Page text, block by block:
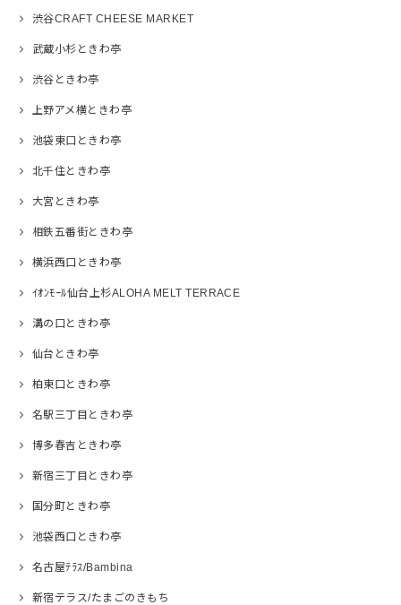
渋谷CRAFT CHEESE MARKET
武蔵小杉ときわ亭
渋谷ときわ亭
上野アメ横ときわ亭
池袋東口ときわ亭
北千住ときわ亭
大宮ときわ亭
相鉄五番街ときわ亭
横浜西口ときわ亭
ｲｵﾝﾓｰﾙ仙台上杉ALOHA MELT TERRACE
溝の口ときわ亭
仙台ときわ亭
柏東口ときわ亭
名駅三丁目ときわ亭
博多春吉ときわ亭
新宿三丁目ときわ亭
国分町ときわ亭
池袋西口ときわ亭
名古屋ﾃﾗｽ/Bambina
新宿テラス/たまごのきもち